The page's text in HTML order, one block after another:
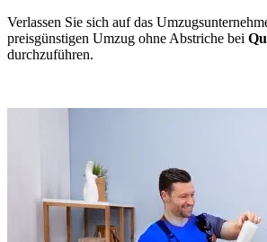
Verlassen Sie sich auf das
preisgünstigen Umzug ohne Abstriche bei
durchzuführen.